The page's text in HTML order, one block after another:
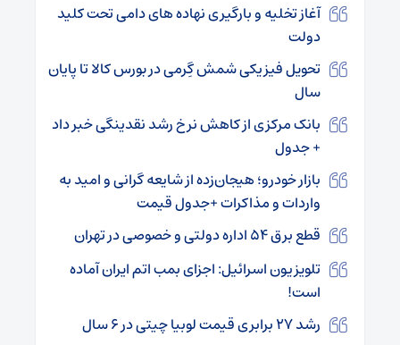
آغاز تخلیه و بارگیری نهاده های دامی تحت کلید
دولت
تحویل فیزیکی شمش گِرمی در بورس کالا تا پایان
سال
بانک مرکزی از کاهش نرخ رشد نقدینگی خبر داد
+ جدول
بازار خودرو؛ هیجان‌زده از شایعه گرانی و امید به
واردات و مذاکرات +جدول قیمت
قطع برق ۵۴ اداره دولتی و خصوصی در تهران
تلویزیون اسرائیل: اجزای بمب اتم ایران آماده
است!
رشد ۲۷ برابری قیمت لوبیا چیتی در ۶ سال